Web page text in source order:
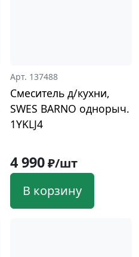
Арт. 137488
Смеситель д/кухни,
SWES BARNO однорыч.
1YKLJ4
4 990₽/шт
В корзину